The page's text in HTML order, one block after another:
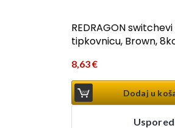
REDRAGON
tipkovnicu, Brown,
8,63€
Dodaj u